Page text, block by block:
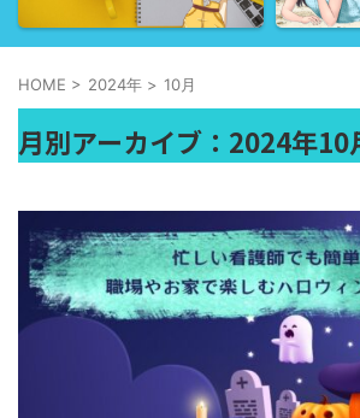
HOME > 2024年 > 10月
月別アーカイブ：2024年10